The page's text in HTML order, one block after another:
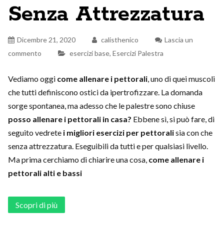
Senza Attrezzatura
Dicembre 21, 2020 calisthenico
Lascia un
commento
esercizi base, Esercizi Palestra
Vediamo oggi come allenare i pettorali, uno di quei muscoli
che tutti definiscono ostici da ipertrofizzare. La domanda
sorge spontanea, ma adesso che le palestre sono chiuse
posso allenare i pettorali in casa? Ebbene sì, si può fare, di
seguito vedretei migliori esercizi per pettoralisia con che
senza attrezzatura. Eseguibili da tutti e per qualsiasi livello.
Ma prima cerchiamo di chiarire una cosa, come allenare i
pettorali alti e bassi
Scopri di più